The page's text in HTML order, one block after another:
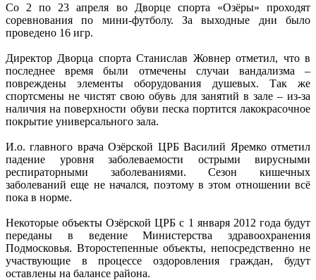
Со 2 по 23 апреля во Дворце спорта «Озёры» проходят
соревнования по мини-футболу. За выходные дни было
проведено 16 игр.
Директор Дворца спорта Станислав Жовнер отметил, что в
последнее время были отмечены случаи вандализма –
повреждены элементы оборудования душевых. Так же
спортсмены не чистят свою обувь для занятий в зале – из-за
наличия на поверхности обуви песка портится лакокрасочное
покрытие универсального зала.
И.о. главного врача Озёрской ЦРБ Василий Яремко отметил
падение уровня заболеваемости острыми вирусными
респираторными заболеваниями. Сезон кишечных
заболеваний еще не начался, поэтому в этом отношении всё
пока в норме.
Некоторые объекты Озёрской ЦРБ с 1 января 2012 года будут
переданы в ведение Министерства здравоохранения
Подмосковья. Второстепенные объекты, непосредственно не
участвующие в процессе оздоровления граждан, будут
оставлены на балансе района.